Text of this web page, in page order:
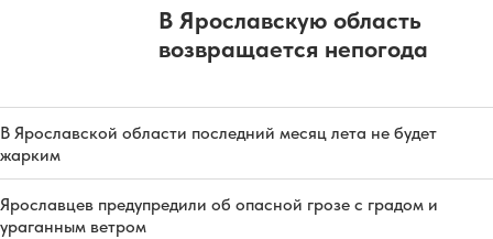
В Ярославскую область
возвращается непогода
В Ярославской области последний месяц лета не будет
жарким
Ярославцев предупредили об опасной грозе с градом и
ураганным ветром